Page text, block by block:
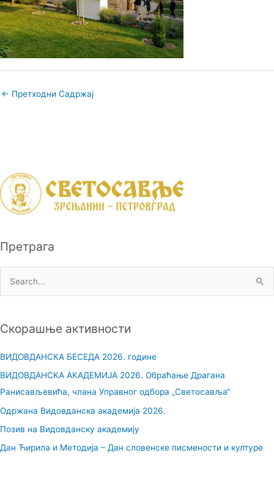
← Претходни Садржај
Претрага
т
з
а
:
Скорашње активности
ВИДОВДАНСКА БЕСЕДА 2026. године
ВИДОВДАНСКА АКАДЕМИЈА 2026. Обраћање Драгана
Ранисављевића, члана Управног одбора „Светосавља“
Одржана Видовданска академија 2026.
Позив на Видовданску академију
Дан Ћирила и Методија – Дан словенске писмености и културе